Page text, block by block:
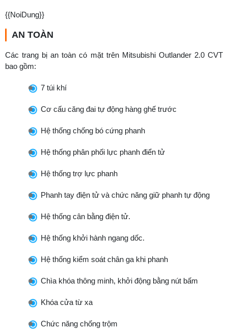
{{NoiDung}}
AN TOÀN
Các trang bị an toàn có mặt trên Mitsubishi Outlander 2.0 CVT
bao gồm:
7 túi khí
Cơ cấu căng đai tự động hàng ghế trước
Hệ thống chống bó cứng phanh
Hệ thống phân phối lực phanh điển tử
Hệ thống trợ lực phanh
Phanh tay điện tử và chức năng giữ phanh tự động
Hệ thống cân bằng điện tử.
Hệ thống khởi hành ngang dốc.
Hệ thống kiểm soát chân ga khi phanh
Chìa khóa thông minh, khởi động bằng nút bấm
Khóa cửa từ xa
Chức năng chống trộm